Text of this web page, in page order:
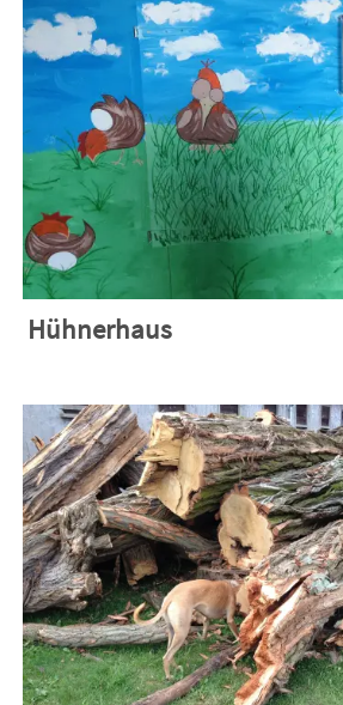
Hühnerhaus